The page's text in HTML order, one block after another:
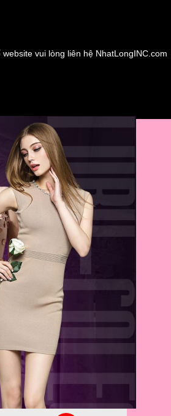
vui lòng liên hệ NhatLongINC.com